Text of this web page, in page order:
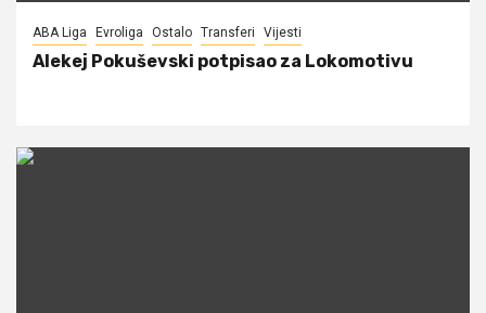
ABA Liga Evroliga Ostalo Transferi Vijesti
Alekej Pokuševski potpisao za Lokomotivu